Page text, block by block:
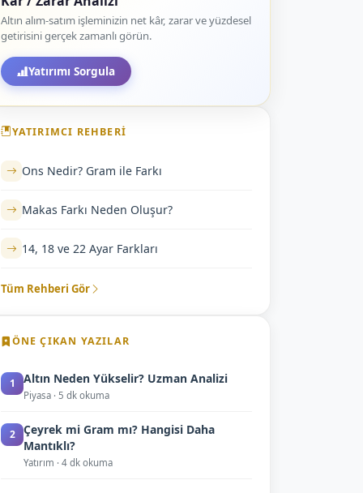
Altın alım-satım işleminizin net kâr, zarar ve yüzdesel
getirisini gerçek zamanlı görün.
Yatırımı Sorgula
YATIRIMCI REHBERI
Ons Nedir? Gram ile Farkı
Makas Farkı Neden Oluşur?
14, 18 ve 22 Ayar Farkları
Tüm Rehberi Gör
ÖNE ÇIKAN YAZILAR
1 Altın Neden Yükselir? Uzman Analizi
Piyasa · 5 dk okuma
2
Çeyrek mi Gram mı? Hangisi Daha
Mantıklı?
Yatırım · 4 dk okuma